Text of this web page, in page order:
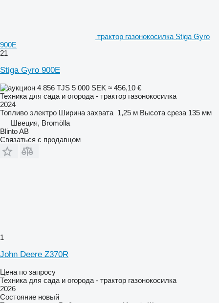
трактор газонокосилка Stiga Gyro
900E
21
Stiga Gyro 900E
4 856 TJS 5 000 SEK ≈ 456,10 €
Техника для сада и огорода - трактор газонокосилка
2024
Топливо электро Ширина захвата 1,25 м Высота среза 135 мм
Швеция, Bromölla
Blinto AB
Связаться с продавцом
1
John Deere Z370R
Цена по запросу
Техника для сада и огорода - трактор газонокосилка
2026
Состояние новый